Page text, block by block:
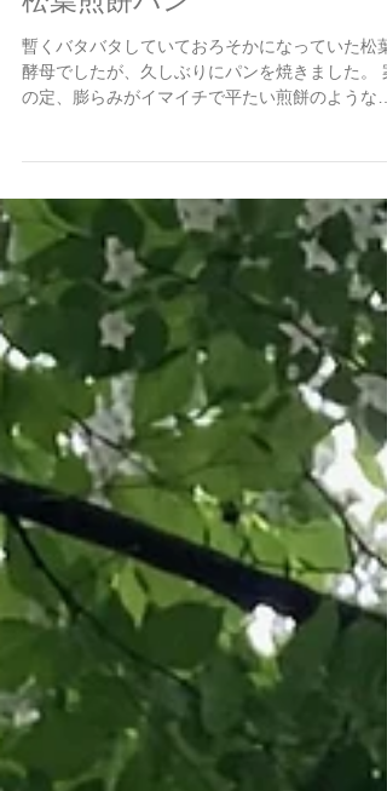
2022年6月23日
暫くバタバタしていておろそかになっていた松葉
の定、膨らみがイマイチで平たい煎餅のようなパ
ンが焼けました。堅そうです… また、一から酵
を育てていこうと思います…